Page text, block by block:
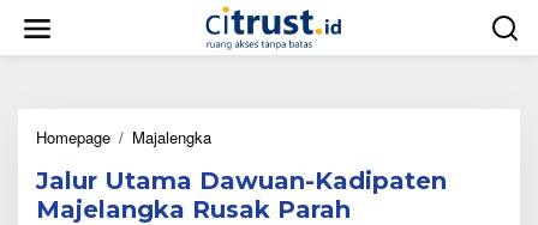
w
Homepage / Majalengka
l
u
Jalur Utama Dawuan-Kadipaten
Majelangka Rusak Parah